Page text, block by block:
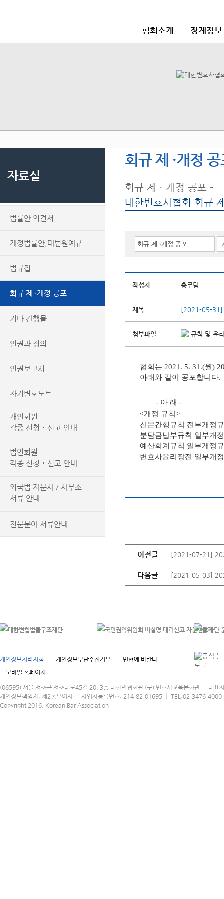
협회소개 징계정
자료실
법률안 의견서
개정법률안,대법원예규
법규집
회규 제 ·개정 공포
기타 간행물
인권과 정의
인권보고서
자기변호노트
개인회원
각종 신청‧신고 안내
법인회원
각종 신청‧신고 안내
외국법 자문사 / 사무소
서류 안내
전문분야 서류안내
회규 제 ·개정
회규 제ㆍ개정 공포 -
대한변호사협회 회규
작성자 총무팀
제목 [2021-05-31]
첨부파일 규칙 및 윤
협회는 2021. 5. 31.(월)
아래와 같이 공포합니다.
- 아 래 -
<개정 규칙>
신문간행규칙 전부개정
분담금납부규칙 일부개
예산회계규칙 일부개정
변호사윤리장전 일부개
이전글 [2021-07-21]
다음글 [2021-05-03]
개인정보처리지침 개인정보무단수집거부
변협에 바란다
모바일 홈페이지
(06595) 서울 서초구 서초대로45길 20, 3층 대한변협회관 (구) 변호사교육문화관 │ 대표
개인정보책임자: 제2총무이사 │ 사업자등록번호: 214-82-01695 │ TEL:02-3476-
Copyright 2016, Korean Bar Association